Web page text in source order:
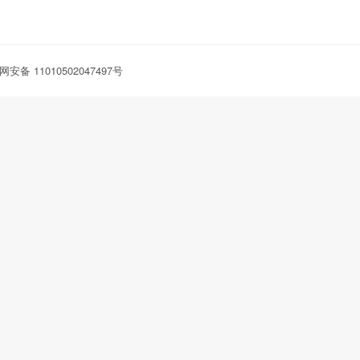
安备 11010502047497号